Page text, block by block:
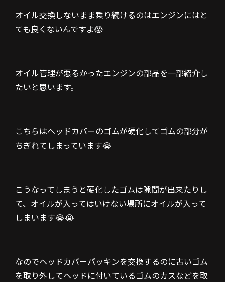
オイル交換しないまま乗り続けるのはエンジンにはと
ても良くないんですよ😱
オイル管理が悪るかったエンジンの部品を一部紹介し
たいと思います。
こちらはヘッドカバーのゴムが硬化してゴムの部分が
ちぎれてしまっています😭
こうなってしまうと硬化したゴムは隙間が出来たりし
て、オイルが入ってはいけない場所にオイルが入って
しまいます😭😭
なのでヘッドカバーパッキンを交換するのに古いゴム
を取り外してヘッドに付いているゴムのカスなどを取